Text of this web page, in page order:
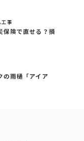
事
保険で直せる？損
の雨樋「アイア